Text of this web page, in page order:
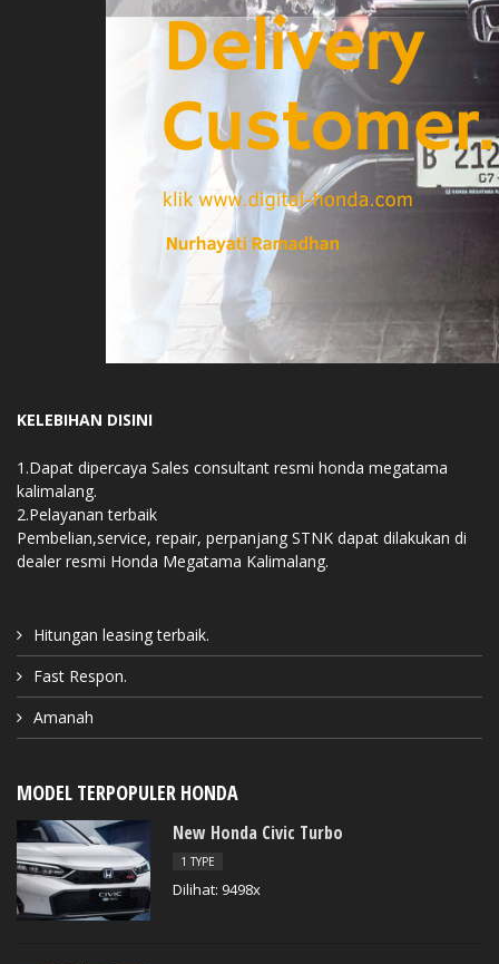
KELEBIHAN DISINI
1.Dapat dipercaya Sales consultant resmi honda megatama
kalimalang.
2.Pelayanan terbaik
Pembelian,service, repair, perpanjang STNK dapat dilakukan di
dealer resmi Honda Megatama Kalimalang.
Hitungan leasing terbaik.
Fast Respon.
Amanah
MODEL TERPOPULER HONDA
New Honda Civic Turbo
1 TYPE
Dilihat: 9498x